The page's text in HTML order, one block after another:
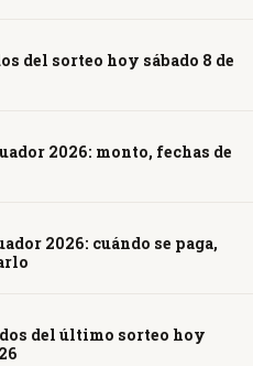
del sorteo hoy sábado 8 de
2026: monto, fechas de
2026: cuándo se paga,
del último sorteo hoy